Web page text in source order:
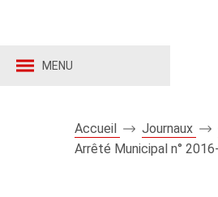
MENU
Accueil Journaux
Arrêté Municipal n°